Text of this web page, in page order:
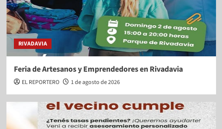
RIVADAVIA
Feria de Artesanos y Emprendedores en Rivadavia
EL REPORTERO 1 de agosto de 2026